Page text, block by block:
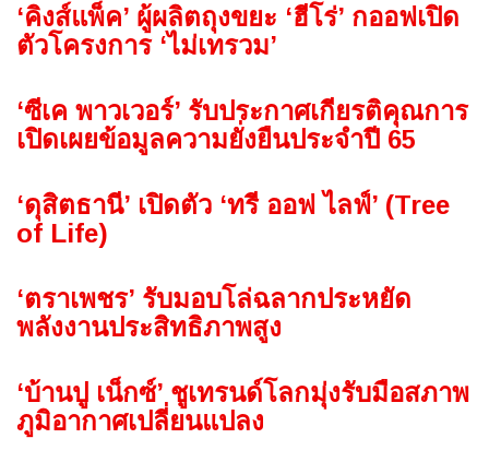
‘คิงส์แพ็ค’ ผู้ผลิตถุงขยะ ‘ฮีโร่’ กออฟเปิด
ตัวโครงการ ‘ไม่เทรวม’
‘ซีเค พาวเวอร์’ รับประกาศเกียรติคุณการ
เปิดเผยข้อมูลความยั่งยืนประจำปี 65
‘ดุสิตธานี’ เปิดตัว ‘ทรี ออฟ ไลฟ์’ (Tree
of Life)
‘ตราเพชร’ รับมอบโล่ฉลากประหยัด
พลังงานประสิทธิภาพสูง
‘บ้านปู เน็กซ์’ ชูเทรนด์โลกมุ่งรับมือสภาพ
ภูมิอากาศเปลี่ยนแปลง